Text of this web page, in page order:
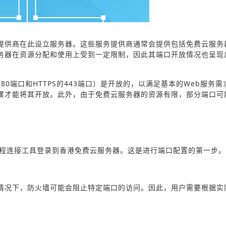
商在此设立服务器。这些服务提供商通常会提供包括免费云服
在资源分配和使用上受到一定限制，因此其端口开放情况也呈
端口和HTTPS的443端口）是开放的，以满足基本的Web服务需
能将其开放。此外，由于免费云服务器的资源有限，部分端口
接工具登录到香港免费云服务器。这是进行端口配置的第一步。
下，防火墙可能会阻止特定端口的访问。因此，用户需要根据